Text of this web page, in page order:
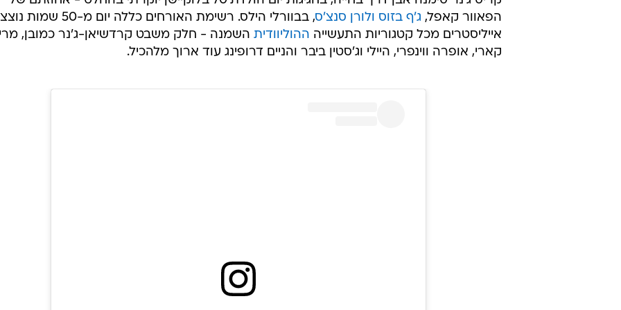
הפאוור קאפל, ג'ף בזוס ולורן סנצ'ס
, בבוורלי הילס. רשימת האורחים כללה יום מ-50
אייליסטרים מכל קטגוריות התעשייה ההוליוודית השמנה - חלק משבט קרדשיאן-ג'נר כמובן,
קארי, אופרה ווינפרי, היילי וג'סטין ביבר והניים דרופינג עוד ארוך מלהכיל.